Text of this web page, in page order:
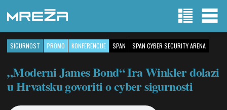
SIGURNOST PROMO KONFERENCIJE SPAN SPAN CYBER SECURITY ARENA
„Moderni James Bond“ Ira Winkler dolazi
u Hrvatsku govoriti o cyber sigurnosti